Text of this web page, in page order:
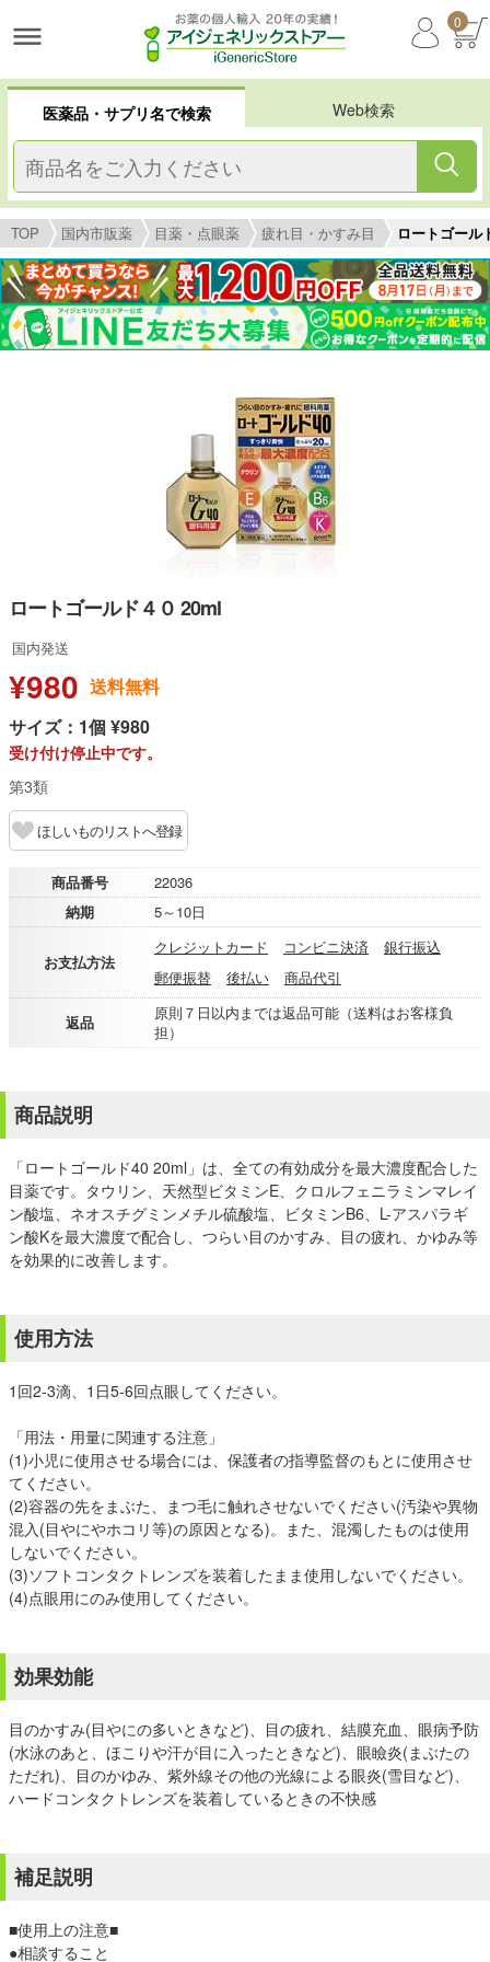
0
医薬品・サプリ名で検索 Web検索
TOP 国内市販薬 目薬・点眼薬 疲れ目・かすみ目 ロートゴール
ロートゴールド４０ 20ml
国内発送
¥980 送料無料
サイズ：1個 ¥980
受け付け停止中です。
第3類
ほしいものリストへ登録
商品番号
22036
納期
5～10日
お支払方法
クレジットカード コンビニ決済
銀行振込
郵便振替
後払い 商品代引
返品
原則７日以内までは返品可能（送料はお客様負
担）
商品説明
「ロートゴールド40 20ml」は、全ての有効成分を最大濃度配合した
目薬です。タウリン、天然型ビタミンE、クロルフェニラミンマレイ
ン酸塩、ネオスチグミンメチル硫酸塩、ビタミンB6、L-アスパラギ
ン酸Kを最大濃度で配合し、つらい目のかすみ、目の疲れ、かゆみ等
を効果的に改善します。
使用方法
1回2-3滴、1日5-6回点眼してください。
「用法・用量に関連する注意」
(1)小児に使用させる場合には、保護者の指導監督のもとに使用させ
てください。
(2)容器の先をまぶた、まつ毛に触れさせないでください(汚染や異物
混入(目やにやホコリ等)の原因となる)。また、混濁したものは使用
しないでください。
(3)ソフトコンタクトレンズを装着したまま使用しないでください。
(4)点眼用にのみ使用してください。
効果効能
目のかすみ(目やにの多いときなど)、目の疲れ、結膜充血、眼病予防
(水泳のあと、ほこりや汗が目に入ったときなど)、眼瞼炎(まぶたの
ただれ)、目のかゆみ、紫外線その他の光線による眼炎(雪目など)、
ハードコンタクトレンズを装着しているときの不快感
補足説明
■使用上の注意■
●相談すること